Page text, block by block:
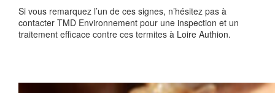
Si vous remarquez l’un de ces signes, n’hésitez pas à
contacter TMD Environnement pour une inspection et un
traitement efficace contre ces termites à Loire Authion.